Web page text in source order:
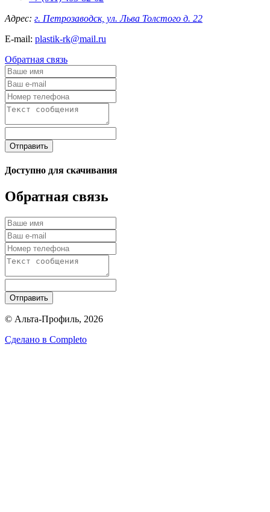
Адрес: г. Петрозаводск, ул. Льва Толстого д. 22
E-mail: plastik-rk@mail.ru
Обратная связь
Отправить
Доступно для скачивания
Обратная связь
Отправить
© Альта-Профиль, 2026
Сделано в Completo